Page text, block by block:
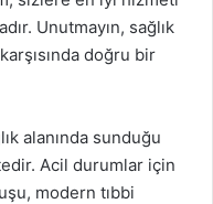
Unutmayın, sağlık
doğru bir
alanında sunduğu
Acil durumlar için
modern tıbbi